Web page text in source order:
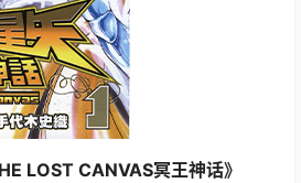
LOST CANVAS冥王神话》